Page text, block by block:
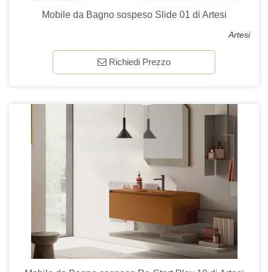
Mobile da Bagno sospeso Slide 01 di Artesi
Artesi
Richiedi Prezzo